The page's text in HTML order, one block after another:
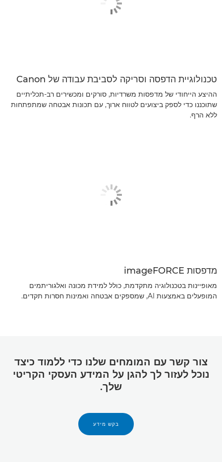
טכנולוגיית הדפסה וסריקה לסביבת עבודה של Canon
ההיצע הייחודי של מדפסות משרדיות, סורקים ומכשירים רב-תכליתיים
שתוכננו כדי לספק ביצועים לטווח ארוך, עם תכונות אבטחה שמתפתחות
ללא הרף.
מדפסות imageFORCE
מאופיינות בטכנולוגיה מתקדמת, כולל למידת מכונה ואלגוריתמים
המופעלים באמצעות AI, שמספקים אבטחה ואמינות חסרות תקדים.
צור קשר עם המומחים שלנו כדי ללמוד כיצד
נוכל לעזור לך להגן על המידע העסקי הקריטי
שלך.
בקש מידע